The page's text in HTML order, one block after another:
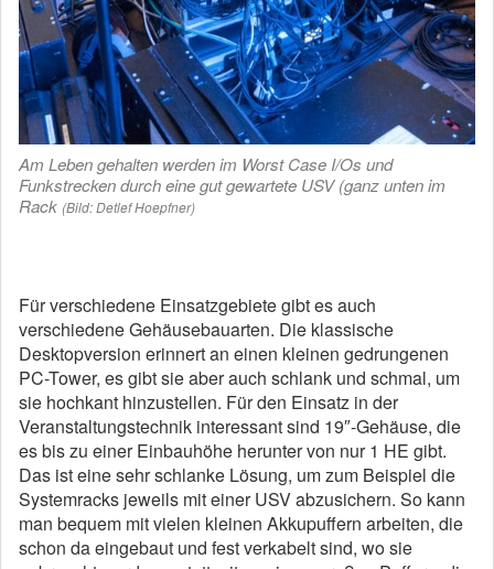
Am Leben gehalten werden im Worst Case I/Os und
Funkstrecken durch eine gut gewartete USV (ganz unten im
Rack (Bild: Detlef Hoepfner)
Für verschiedene Einsatzgebiete gibt es auch
verschiedene Gehäusebauarten. Die klassische
Desktopversion erinnert an einen kleinen gedrungenen
PC-Tower, es gibt sie aber auch schlank und schmal, um
sie hochkant hinzustellen. Für den Einsatz in der
Veranstaltungstechnik interessant sind 19″-Gehäuse, die
es bis zu einer Einbauhöhe herunter von nur 1 HE gibt.
Das ist eine sehr schlanke Lösung, um zum Beispiel die
Systemracks jeweils mit einer USV abzusichern. So kann
man bequem mit vielen kleinen Akkupuffern arbeiten, die
schon da eingebaut und fest verkabelt sind, wo sie